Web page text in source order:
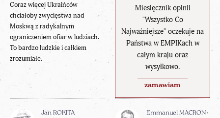
Miesięcznik opinii
"Wszystko Co
Najważniejsze" oczekuje na
Państwa w EMPIKach w
całym kraju oraz
wysyłkowo.
zamawiam
Coraz więcej Ukraińców
chciałoby zwycięstwa nad
Moskwą z radykalnym
ograniczeniem ofiar w ludziach.
To bardzo ludzkie i całkiem
zrozumiałe.
Jan ROKITA Emmanuel MACRON